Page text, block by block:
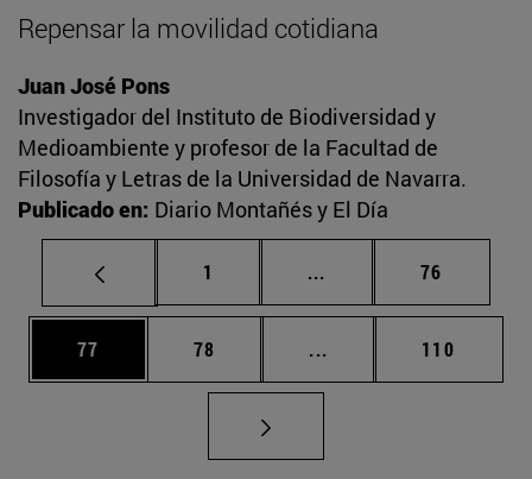
Repensar la movilidad cotidiana
Juan José Pons
Investigador del Instituto de Biodiversidad y
Medioambiente y profesor de la Facultad de
Filosofía y Letras de la Universidad de Navarra.
Publicado en: Diario Montañés y El Día
Página
1 ... Páginas intermedias
Página
76
Página
77 Página
78 ... Páginas intermedias
Página
110